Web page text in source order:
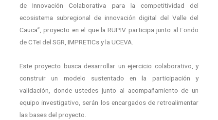
de Innovación Colaborativa para la competitividad del
ecosistema subregional de innovación digital del Valle del
Cauca”, proyecto en el que la RUPIV participa junto al Fondo
de CTeI del SGR, IMPRETICs y la UCEVA.
Este proyecto busca desarrollar un ejercicio colaborativo, y
construir un modelo sustentado en la participación y
validación, donde ustedes junto al acompañamiento de un
equipo investigativo, serán los encargados de retroalimentar
las bases del proyecto.